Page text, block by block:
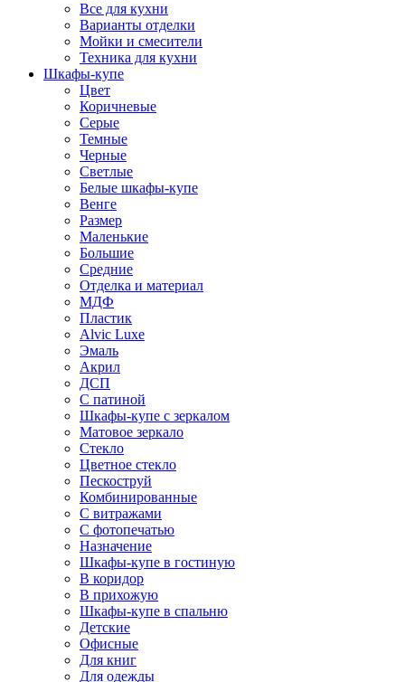
Все для кухни
Варианты отделки
Мойки и смесители
Техника для кухни
Шкафы-купе
Цвет
Коричневые
Серые
Темные
Черные
Светлые
Белые шкафы-купе
Венге
Размер
Маленькие
Большие
Средние
Отделка и материал
МДФ
Пластик
Alvic Luxe
Эмаль
Акрил
ДСП
С патиной
Шкафы-купе с зеркалом
Матовое зеркало
Стекло
Цветное стекло
Пескоструй
Комбинированные
С витражами
С фотопечатью
Назначение
Шкафы-купе в гостиную
В коридор
В прихожую
Шкафы-купе в спальню
Детские
Офисные
Для книг
Для одежды